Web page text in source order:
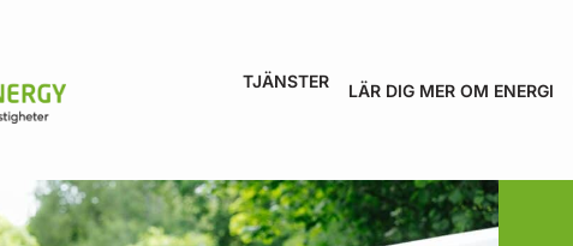
TJÄNSTER LÄR DIG MER OM ENERGI